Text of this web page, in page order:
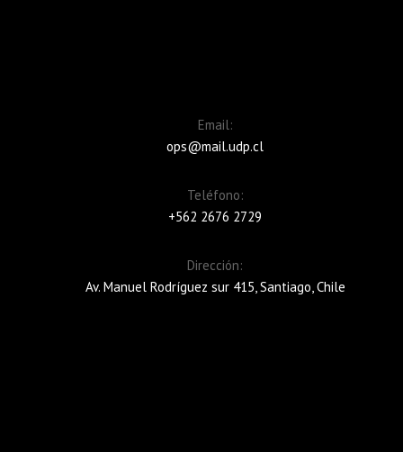
Email:
ops@mail.udp.cl
Teléfono:
+562 2676 2729
Dirección:
Av. Manuel Rodríguez sur 415, Santiago, Chile